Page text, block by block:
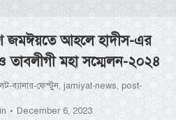
জমঈয়তে আহলে হাদীস-এর
তাবলীগী মহা সম্মেলন-২০২৪
ব্যানার-ফেস্টুন, jamiyat-news, post-
December 6, 2023